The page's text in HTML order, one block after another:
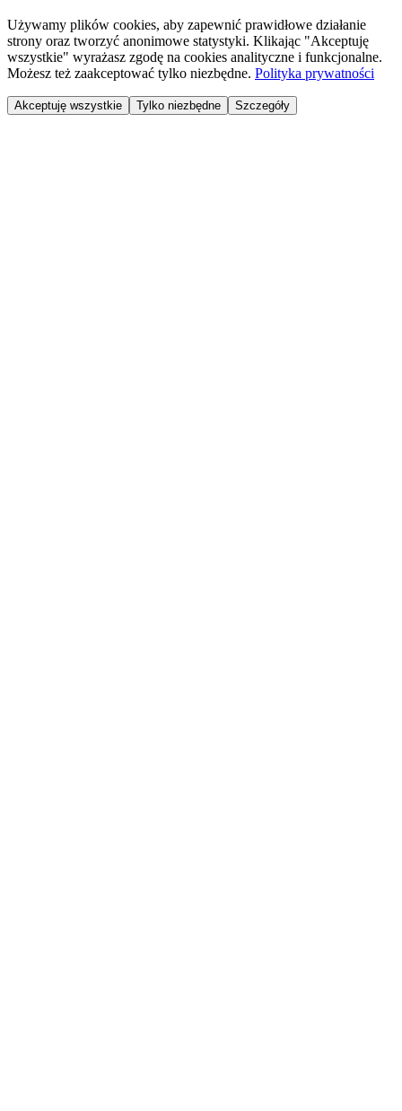
Używamy plików cookies, aby zapewnić prawidłowe działanie
strony oraz tworzyć anonimowe statystyki. Klikając "Akceptuję
wszystkie" wyrażasz zgodę na cookies analityczne i funkcjonalne.
Możesz też zaakceptować tylko niezbędne. Polityka prywatności
Akceptuję wszystkie Tylko niezbędne Szczegóły